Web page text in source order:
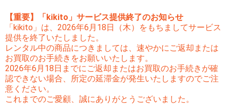
【重要】「kikito」サービス提供終了のお知らせ
「kikito」は、2026年6月18日（木）をもちましてサービス
提供を終了いたしました。
レンタル中の商品につきましては、速やかにご返却または
お買取のお手続きをお願いいたします。
2026年6月18日までにご返却またはお買取のお手続きが確
認できない場合、所定の延滞金が発生いたしますのでご注
意ください。
これまでのご愛顧、誠にありがとうございました。